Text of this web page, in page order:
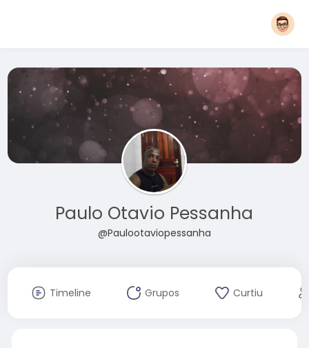
Paulo Otavio Pessanha
@Paulootaviopessanha
Timeline Grupos Curtiu